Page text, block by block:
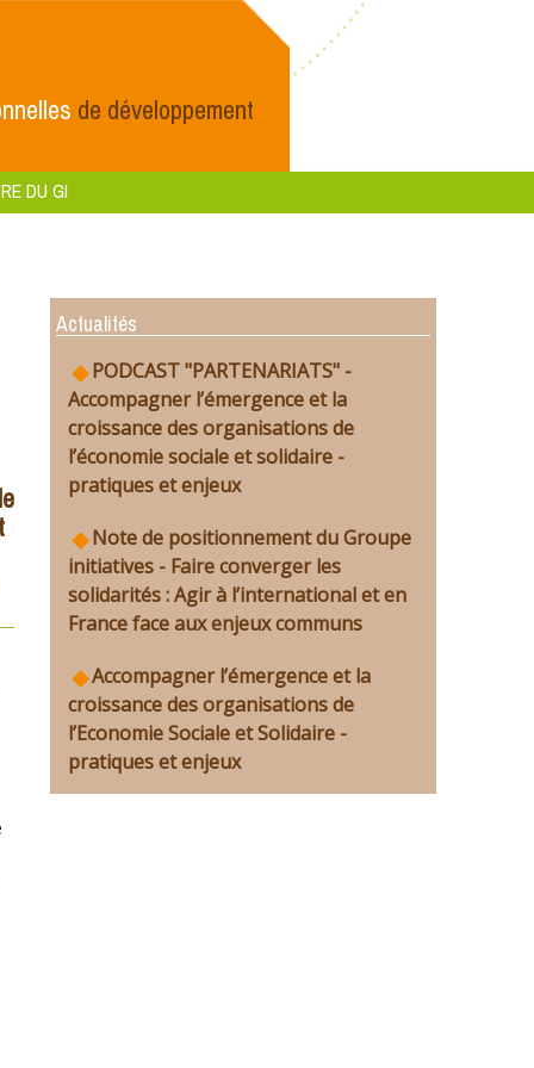
de développement
DU GI
Actualités
PODCAST "PARTENARIATS" -
Accompagner l’émergence et la
croissance des organisations de
l’économie sociale et solidaire -
pratiques et enjeux
Note de positionnement du Groupe
initiatives - Faire converger les
solidarités : Agir à l’international et en
France face aux enjeux communs
Accompagner l’émergence et la
croissance des organisations de
l’Economie Sociale et Solidaire -
pratiques et enjeux